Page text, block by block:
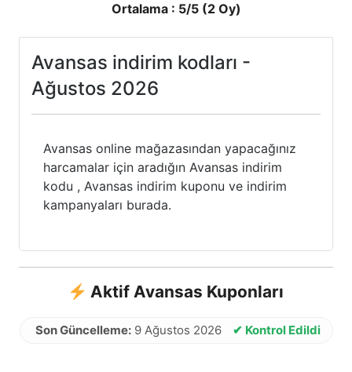
Ortalama : 5/5 (2Oy)
Avansas indirim kodları -
Ağustos 2026
Avansas online mağazasından yapacağınız
harcamalar için aradığın Avansas indirim
kodu , Avansas indirim kuponu ve indirim
kampanyaları burada.
Aktif Avansas Kuponları
Son Güncelleme:9 Ağustos 2026 ✔ Kontrol Edildi